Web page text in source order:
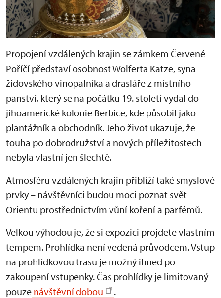
Propojení vzdálených krajin se zámkem Červené
Poříčí představí osobnost Wolferta Katze, syna
židovského vinopalníka a drasláře z místního
panství, který se na počátku 19. století vydal do
jihoamerické kolonie Berbice, kde působil jako
plantážník a obchodník. Jeho život ukazuje, že
touha po dobrodružství a nových příležitostech
nebyla vlastní jen šlechtě.
Atmosféru vzdálených krajin přiblíží také smyslové
prvky – návštěvníci budou moci poznat svět
Orientu prostřednictvím vůní koření a parfémů.
Velkou výhodou je, že si expozici projdete vlastním
tempem. Prohlídka není vedená průvodcem. Vstup
na prohlídkovou trasu je možný ihned po
zakoupení vstupenky. Čas prohlídky je limitovaný
pouze návštěvní dobou
.